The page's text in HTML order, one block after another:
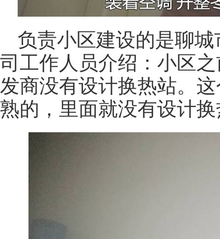
负责小区建设的是聊
司工作人员介绍：小区
发商没有设计换热站。
熟的，里面就没有设计